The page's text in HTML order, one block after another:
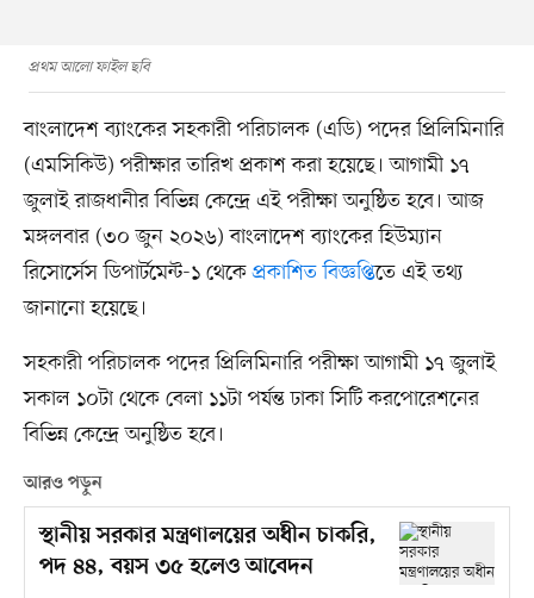
প্রথম আলো ফাইল ছবি
বাংলাদেশ ব্যাংকের সহকারী পরিচালক (এডি) পদের প্রিলিমিনারি
(এমসিকিউ) পরীক্ষার তারিখ প্রকাশ করা হয়েছে। আগামী ১৭
জুলাই রাজধানীর বিভিন্ন কেন্দ্রে এই পরীক্ষা অনুষ্ঠিত হবে। আজ
মঙ্গলবার (৩০ জুন ২০২৬) বাংলাদেশ ব্যাংকের হিউম্যান
রিসোর্সেস ডিপার্টমেন্ট-১ থেকেপ্রকাশিত বিজ্ঞপ্তিতে এই তথ্য
জানানো হয়েছে।
সহকারী পরিচালক পদের প্রিলিমিনারি পরীক্ষা আগামী ১৭ জুলাই
সকাল ১০টা থেকে বেলা ১১টা পর্যন্ত ঢাকা সিটি করপোরেশনের
বিভিন্ন কেন্দ্রে অনুষ্ঠিত হবে।
আরও পড়ুন
স্থানীয় সরকার মন্ত্রণালয়ের অধীন চাকরি,
পদ ৪৪, বয়স ৩৫ হলেও আবেদন